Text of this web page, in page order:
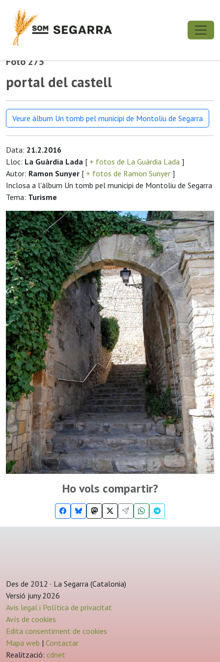
Foto 275
portal del castell
Veure àlbum Un tomb pel municipi de Montoliu de Segarra
Data: 21.2.2016
Lloc: La Guàrdia Lada [ + fotos de La Guàrdia Lada ]
Autor: Ramon Sunyer [ + fotos de Ramon Sunyer ]
Inclosa a l'àlbum Un tomb pel municipi de Montoliu de Segarra
Tema: Turisme
Ho vols compartir?
Des de 2012 · La Segarra (Catalonia)
Versió juny 2026
Avis legal i Política de privacitat
Avís de cookies
Edita consentiment de cookies
Mapa web | Contactar
Realització: cdnet